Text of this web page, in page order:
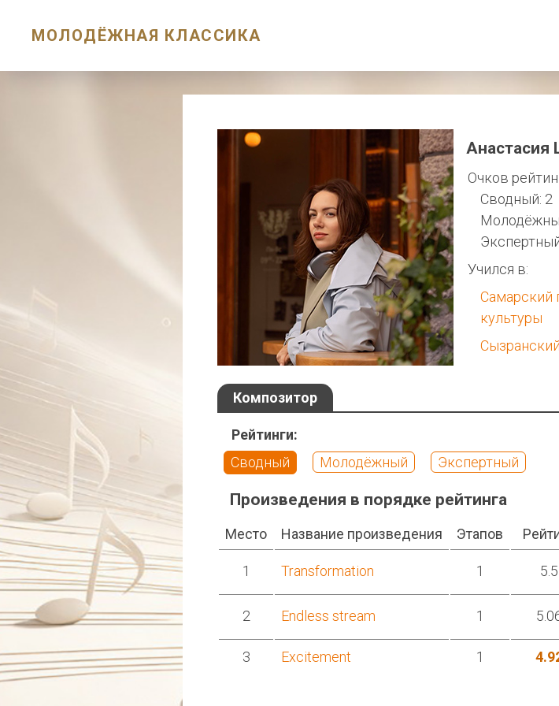
МОЛОДЁЖНАЯ КЛАССИКА
Анастасия
Очков
Сводный: 2
Учился в:
Самарский
культуры
Композитор
Рейтинги:
Сводный
Молодёжный Экспертный
Произведения в порядке рейтинга
Место Название произведения Этапов
1 Transformation 1 5.5
2 Endless stream 1
3 Excitement 1